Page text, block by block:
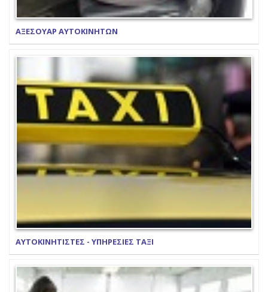
ΑΞΕΣΟΥΑΡ ΑΥΤΟΚΙΝΗΤΩΝ
ΑΥΤΟΚΙΝΗΤΙΣΤΕΣ - ΥΠΗΡΕΣΙΕΣ ΤΑΞΙ